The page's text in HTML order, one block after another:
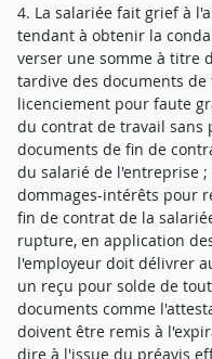
4. La salariée fait grief à
tendant à obtenir la
verser une somme à titre
tardive des documents
licenciement pour faute
du contrat de travail sans
documents de fin de
du salarié de l'entreprise
dommages-intérêts pour
fin de contrat de la
rupture, en application
l'employeur doit délivrer
un reçu pour solde de
documents comme
doivent être remis à
dire à l'issue du préavis